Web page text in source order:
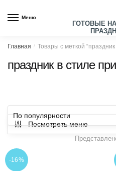
Меню
ГОТОВЫЕ
Главная / Товары с меткой
праздник в стиле
Посмотреть меню
-16%